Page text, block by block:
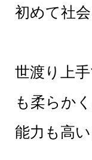
初めて社会
世渡り上
も柔らか
能力も高